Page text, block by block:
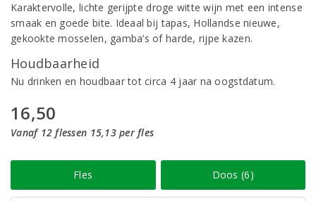
Karaktervolle, lichte gerijpte droge witte wijn met een intense
smaak en goede bite. Ideaal bij tapas, Hollandse nieuwe,
gekookte mosselen, gamba’s of harde, rijpe kazen.
Houdbaarheid
Nu drinken en houdbaar tot circa 4 jaar na oogstdatum.
16,50
Vanaf 12 flessen 15,13 per fles
Fles Doos (6)